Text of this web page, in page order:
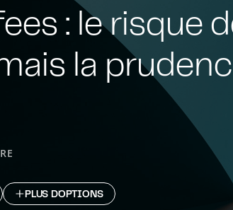
: le risque
la
PLUS D`OPTIONS